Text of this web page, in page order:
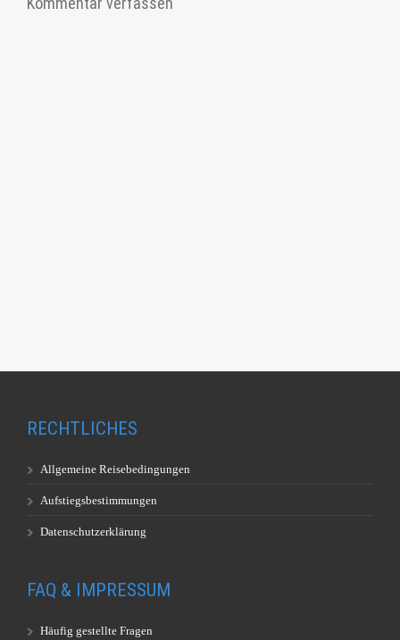
RECHTLICHES
Allgemeine Reisebedingungen
Aufstiegsbestimmungen
Datenschutzerklärung
FAQ & IMPRESSUM
Häufig gestellte Fragen